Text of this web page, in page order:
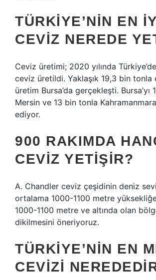
TÜRKIYE’NIN EN
CEVIZ NEREDE
Ceviz üretimi; 2020 yılında
ceviz üretildi. Yaklaşık 19,3 bin tonla
üretim Bursa’da gerçekleşti. Bursa’yı
Mersin ve 13 bin tonla
ediyor.
900 RAKIMDA
CEVIZ YETIŞIR?
A. Chandler ceviz çeşidinin deniz
ortalama 1000-1100 metre
1000-1100 metre ve altında olan
dikilmesini öneriyoruz.
TÜRKIYE’NIN EN
CEVIZI